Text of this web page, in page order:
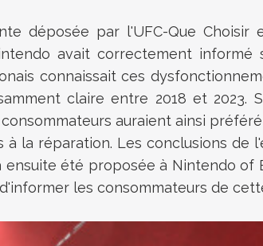
déposée par l'UFC-Que
avait correctement
connaissait ces
claire entre 2018 et
consommateurs auraient ainsi
à la réparation. Les conclusions de
ensuite été proposée à Nintendo of
les consommateurs de